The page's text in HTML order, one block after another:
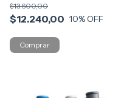
$12.240,00
$13.600,00
10% OFF